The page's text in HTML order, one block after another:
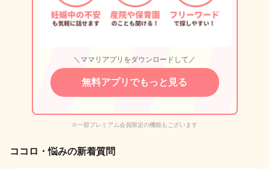
＼ママリアプリをダウンロードして／
無料アプリでもっと見る
※一部プレミアム会員限定の機能もございます
ココロ・悩みの新着質問